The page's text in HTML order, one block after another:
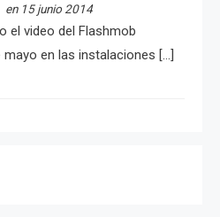
en 15 junio 2014
el video del Flashmob
en las instalaciones […]